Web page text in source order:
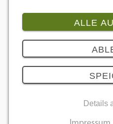
4 Bilder
Die HONDA
Bodywork-Design
14.10.2025
ALLE
Details